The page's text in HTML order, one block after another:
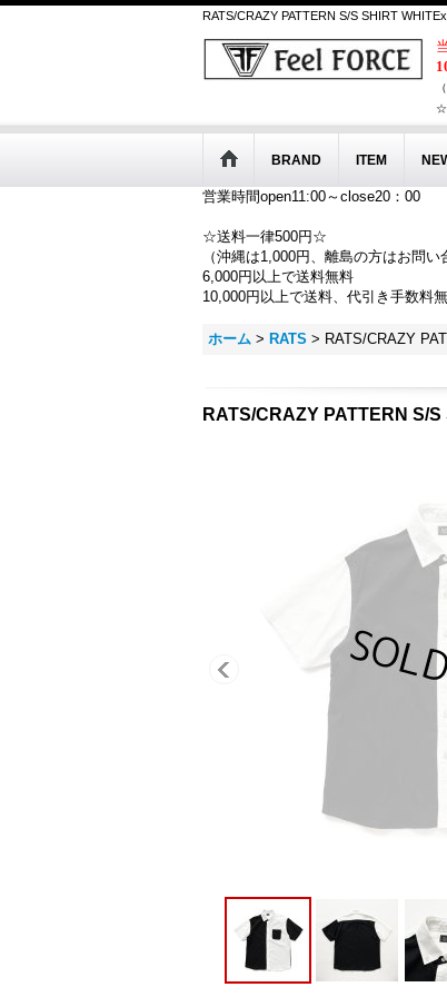
RATS/CRAZY PATTERN S/S SHIRT
☆
BRAND ITEM
営業時間open11:00～close20：00
☆送料一律500円☆
（沖縄は1,000円、離島の方はお問い
6,000円以上で送料無料
10,000円以上で送料、代引き手数料無
ホーム > RATS > RATS/CRAZY
RATS/CRAZY PATTERN S/